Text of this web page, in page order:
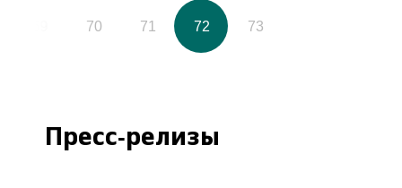
70 71 72 73
Пресс-релизы